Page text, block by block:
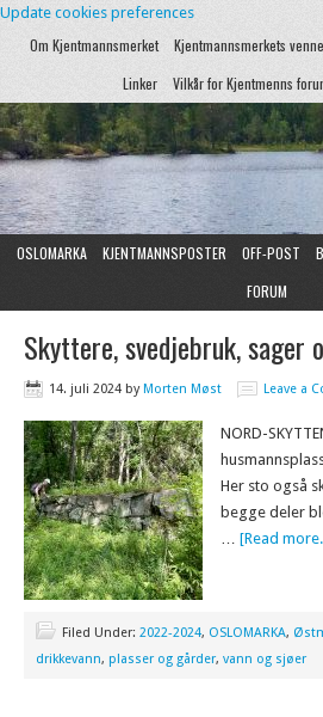
Update cookies preferences
Om Kjentmannsmerket Kjentmannsmerkets
Linker
Vilkår for Kjentmenns
OSLOMARKA KJENTMANNSPOSTER OFF-POST
FORUM
Skyttere, svedjebruk, sager
14. juli 2024 byMorten Møst Leave a
NORD-
Her sto også
begge deler
… [Read
Filed Under: 2022-2024, OSLOMARKA,
drikkevann, plasser og gårder, vann og sjøer